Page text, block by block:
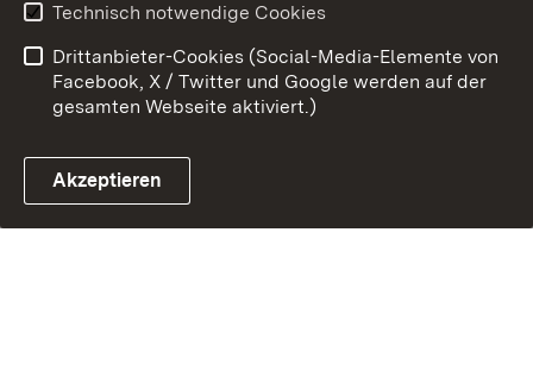
Technisch notwendige Cookies
Drittanbieter-Cookies (Social-Media-Elemente von
Facebook, X / Twitter und Google werden auf der
gesamten Webseite aktiviert.)
Akzeptieren